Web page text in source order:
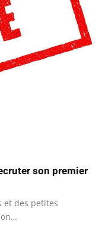
son premier
et des petites